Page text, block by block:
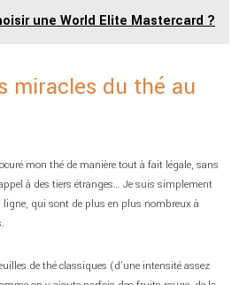
une World Elite Mastercard ?
miracles du thé au
mon thé de manière tout à fait légale, sans
à des tiers étranges… Je suis simplement
qui sont de plus en plus nombreux à
de thé classiques (d’une intensité assez